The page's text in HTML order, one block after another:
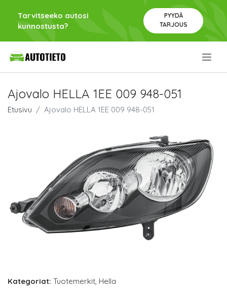
Tarvitseeko autosi
kunnostusta?
PYYDÄ
TARJOUS
Ajovalo HELLA 1EE 009 948-051
Etusivu Ajovalo HELLA 1EE 009 948-051
Kategoriat: Tuotemerkit Hella